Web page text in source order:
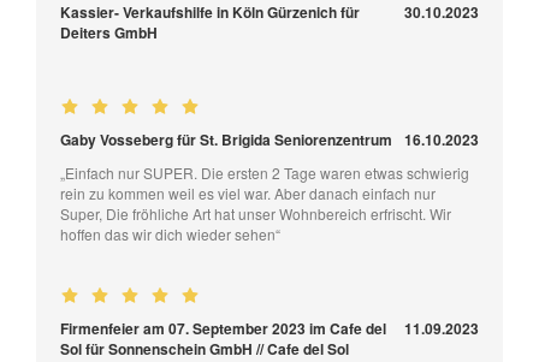
Kassier- Verkaufshilfe in Köln Gürzenich für
Deiters GmbH
30.10.2023
Gaby Vosseberg für St. Brigida Seniorenzentrum 16.10.2023
„Einfach nur SUPER. Die ersten 2 Tage waren etwas schwierig
rein zu kommen weil es viel war. Aber danach einfach nur
Super, Die fröhliche Art hat unser Wohnbereich erfrischt. Wir
hoffen das wir dich wieder sehen“
Firmenfeier am 07. September 2023 im Cafe del
Sol für Sonnenschein GmbH // Cafe del Sol
11.09.2023